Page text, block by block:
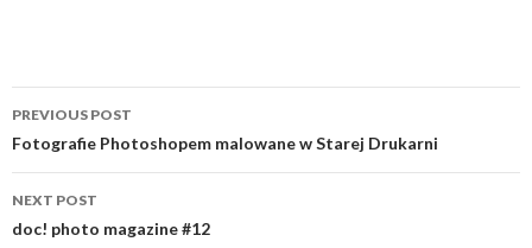
Post
navigation
PREVIOUS POST
Fotografie Photoshopem malowane w Starej Drukarni
NEXT POST
doc! photo magazine #12